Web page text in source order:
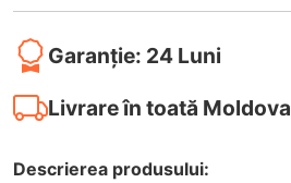
Garanție: 24 Luni
Livrare în toată Moldova
Descrierea produsului: